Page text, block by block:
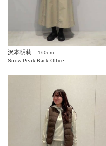
沢本明莉
160cm
Snow Peak Back Office